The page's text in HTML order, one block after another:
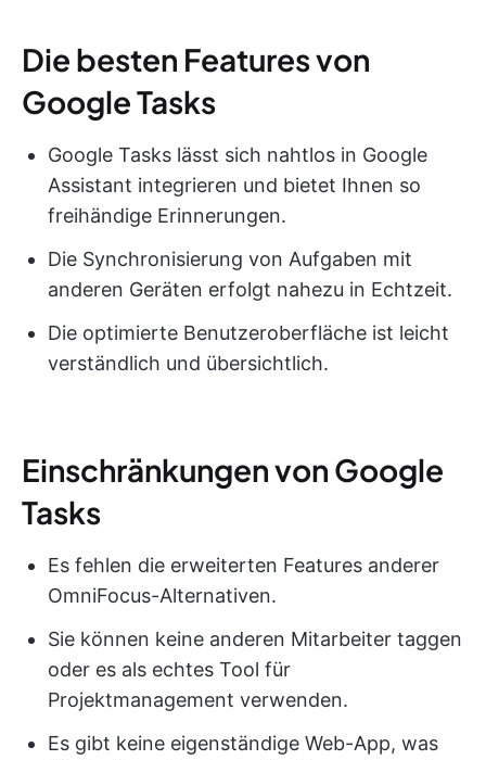
Die besten Features von
Google Tasks
Google Tasks lässt sich nahtlos in Google
Assistant integrieren und bietet Ihnen so
freihändige Erinnerungen.
Die Synchronisierung von Aufgaben mit
anderen Geräten erfolgt nahezu in Echtzeit.
Die optimierte Benutzeroberfläche ist leicht
verständlich und übersichtlich.
Einschränkungen von Google
Tasks
Es fehlen die erweiterten Features anderer
OmniFocus-Alternativen.
Sie können keine anderen Mitarbeiter taggen
oder es als echtes Tool für
Projektmanagement verwenden.
Es gibt keine eigenständige Web-App, was